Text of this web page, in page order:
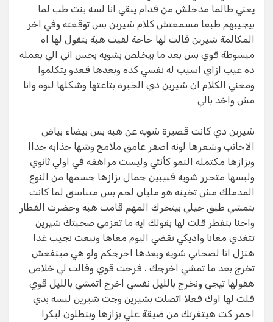
يعني طالما مدخلش من قدام يبقي انا لسه بنت طب لما
بيجيبهم طبعا مسمعتش كلام شيرين بس توقعته وفي اخر
المكالمة شيرين قالت لها حاجة لقيت هبة بتقول لها اه
مبسوطة قوي بس بعد ما بيخلص بشويه بحس اني الي بعمله
ده عيب ازاي اسيب له نفسي كده وبعدها قعدو يتكلموا
ومعني الكلام ان شيرين دي الخبرة بتاعتها وشكلها لبوه وانا
مش واخد بالي
شيرين دي كانت قصيرة شويه عن هبه بس بيضاء بياض
الاجانب وشعرها لونه اصفر غامق ملامح وشها جذابه جداا
وبزازها مكتمله النمو كأنثي وليست مراهقه في اولي ثانوي
ولبسها متحرر شويه فبيبين جمال بزازها جسمها من النوع
المدملك مش تخينه هو مليان لحم بس متناسق لما كانت
بتمشي طبق جيلي بيتحرك المهم قامت هبه وحضرت الفطار
واحنا بنفطر قلت لها بقولك ايه ما تعزمي صحبتك شيرين
تتغدي معانا واديكي تقضي اليوم معاها ونبعت نجيب غدا
هنزل انا لصحابي شويه وبعدها اخرجكم ولو هي مينفعش
تخرج بعد ما تمشي اخرجك . فرحت قوي وقالت لي خلاص
هقولها تيجي ونخرج بالليل نفسي اخرج اتمشي بالليل قوي
قلت لها اوك فعلا اتصلت بشيرين وجت شيرين لبسه بدي
احمر كت هيتفرتك من ضيقة علي بزازها وبنطلون ليكرا